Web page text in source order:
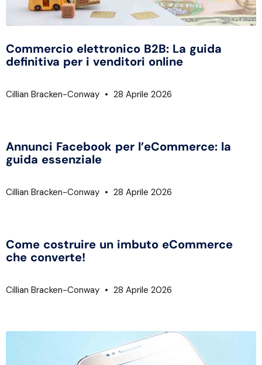
Commercio elettronico B2B: La guida
definitiva per i venditori online
Cillian Bracken-Conway 28 Aprile 2026
Annunci Facebook per l’eCommerce: la
guida essenziale
Cillian Bracken-Conway 28 Aprile 2026
Come costruire un imbuto eCommerce
che converte!
Cillian Bracken-Conway 28 Aprile 2026